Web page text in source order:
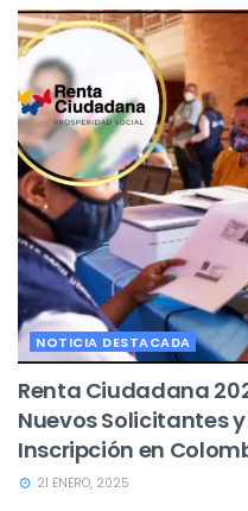
NOTICIA DESTACADA
Renta Ciudadana
Nuevos Solicitantes
Inscripción en
21 ENERO, 2025